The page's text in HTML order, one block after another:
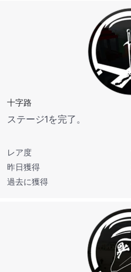
十字路
ステージ1を完了。
レア度
昨日獲得
過去に獲得